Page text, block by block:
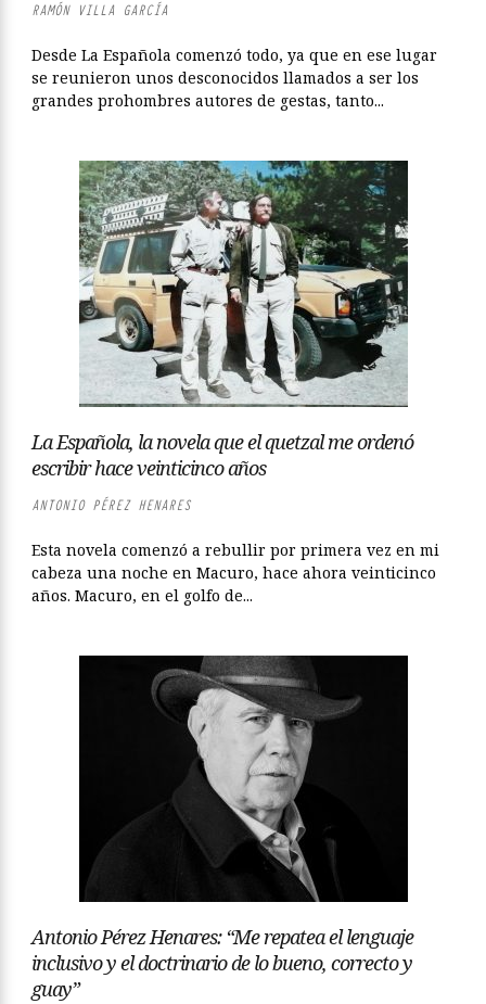
RAMÓN VILLA GARCÍA
Desde La Española comenzó todo, ya que en ese lugar
se reunieron unos desconocidos llamados a ser los
grandes prohombres autores de gestas, tanto...
La Española, la novela que el quetzal me ordenó
escribir hace veinticinco años
ANTONIO PÉREZ HENARES
Esta novela comenzó a rebullir por primera vez en mi
cabeza una noche en Macuro, hace ahora veinticinco
años. Macuro, en el golfo de...
Antonio Pérez Henares: “Me repatea el lenguaje
inclusivo y el doctrinario de lo bueno, correcto y
guay”